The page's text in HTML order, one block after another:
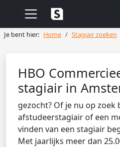
Je bent hier: Home Stagiair zoeken
HBO
stagiair in
gezocht? Of je nu op zoek
afstudeerstagiair of een
vinden van een stagiair
Met jaarlijks meer dan